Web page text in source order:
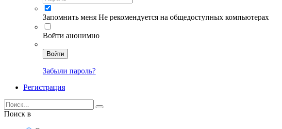
Запомнить меня Не рекомендуется на общедоступных компьютерах
Войти анонимно
Войти
Забыли пароль?
Регистрация
Поиск в